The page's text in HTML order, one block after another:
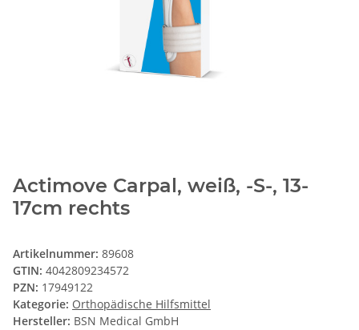
Actimove Carpal, weiß, -S-, 13-
17cm rechts
Artikelnummer: 89608
GTIN: 4042809234572
PZN: 17949122
Kategorie: Orthopädische Hilfsmittel
Hersteller: BSN Medical GmbH